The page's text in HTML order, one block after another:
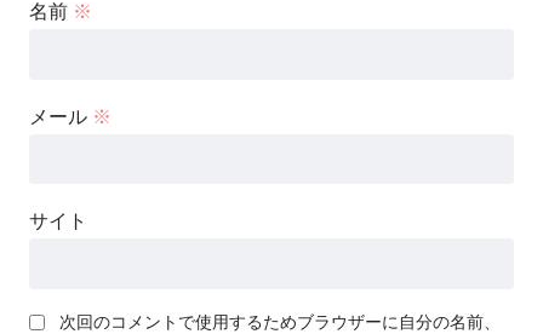
名前 ※
メール ※
サイト
次回のコメントで使用するためブラウザーに自分の名前、